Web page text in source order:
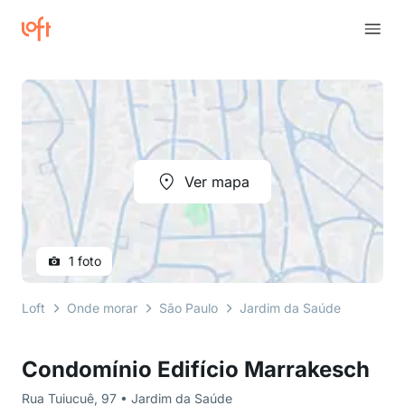
Condomínio Edifício Marrakesch
Rua Tuiucuê, 97 • Jardim da Saúde
Ver mapa
1 foto
Loft Onde morar São Paulo Jardim da Saúde